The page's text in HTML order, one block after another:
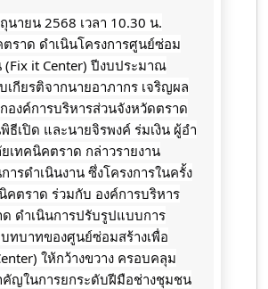
นายน​ 2568 เวลา 10.30 น.
ราด ดำเนินโครงการศูนย์ซ่อม
(Fix it Center) ปีงบประมาณ
เกียรติจากนายอาภากร​ เจริญ​ผล
องค์การบริหารส่วนจังหวัดตราด
ธีเปิด และนายจิ​รพ​งค์​ ร​่​มเงิน​ ผู้​อำ​
เทคนิค​ตราด กล่าวรายงาน
ารดำเนินงาน ซึ่งโครงการในครั้ง
คตราด ร่วมกับ องค์การบริหาร
ดำเนินการปรับรูปแบบการ
ทบาทของศูนย์ซ่อมสร้างเพื่อ
ให้กว้างขวาง ครอบคลุม
คัญในการยกระดับฝีมือช่างชุมชน